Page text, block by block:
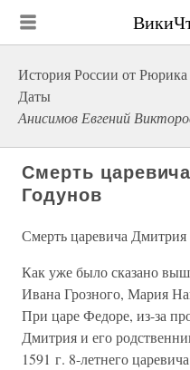
История России от
Даты
Анисимов Евгений
Смерть
Годунов
Смерть царевича
Как уже было сказано
Ивана Грозного, Мария
При царе Федоре, из-за
Дмитрия и его
1591 г. 8-летнего